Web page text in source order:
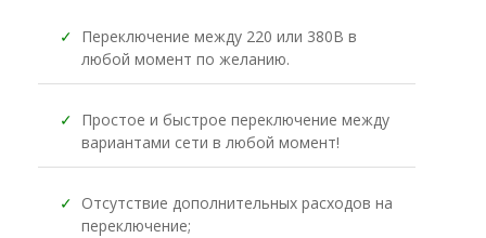
✓ Переключение между 220 или 380В в
любой момент по желанию.
✓ Простое и быстрое переключение между
вариантами сети в любой момент!
✓ Отсутствие дополнительных расходов на
переключение;